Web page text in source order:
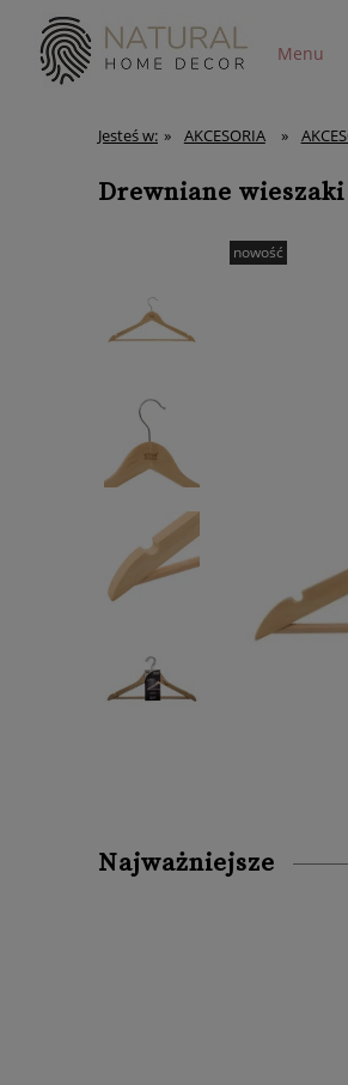
Menu
Jesteś w: » AKCESORIA »
Drewniane
nowość
Najważniejsze